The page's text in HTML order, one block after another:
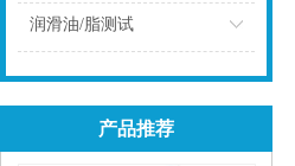
润滑油/脂测试
产品推荐